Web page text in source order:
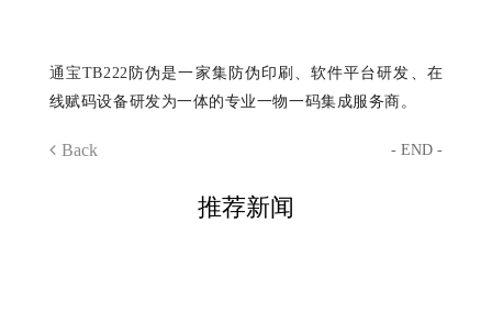
通宝TB222 防伪是一家集防伪印刷、软件平台研发、在
线赋码设备研发为一体的专业一物一码集成服务商。
Back - END -
推荐新闻